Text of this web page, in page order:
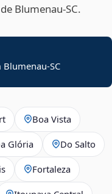
Blumenau‑SC.
SC
Boa Vista
Glória Do Salto
Fortaleza